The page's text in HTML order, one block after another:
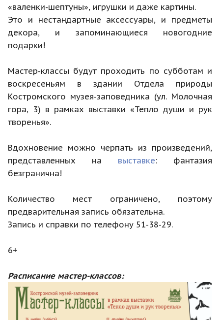
«валенки-шептуны», игрушки и даже картины.
Это и нестандартные аксессуары, и предметы
декора, и запоминающиеся новогодние
подарки!
Мастер-классы будут проходить по субботам и
воскресеньям в здании Отдела природы
Костромского музея-заповедника (ул. Молочная
гора, 3) в рамках выставки «Тепло души и рук
творенья».
Вдохновение можно черпать из произведений,
представленных на выставке: фантазия
безгранична!
Количество мест ограничено, поэтому
предварительная запись обязательна.
Запись и справки по телефону 51-38-29.
6+
Расписание мастер-классов: